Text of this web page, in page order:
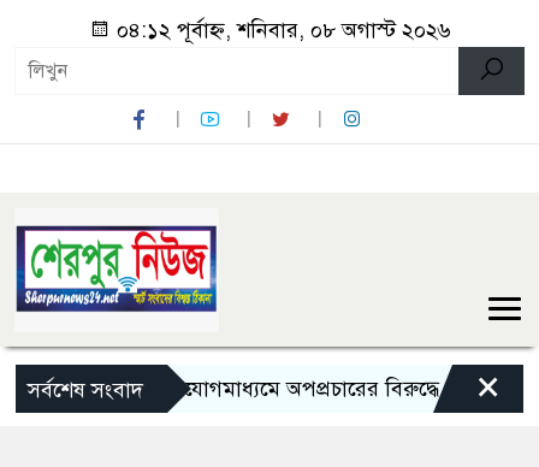
০৪:১২ পূর্বাহ্ন, শনিবার, ০৮ অগাস্ট ২০২৬
সর্বশেষ সংবাদ
যোগাযোগমাধ্যমে অপপ্রচারের বিরুদ্ধে সতর্ক থাকার×